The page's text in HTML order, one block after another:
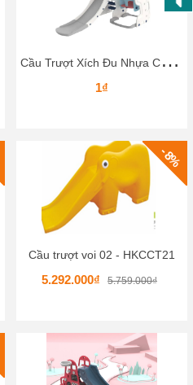
C
ầu Trượt Xích Đu Nhựa Cho Bé CTXĐKB – Tạo Không Gian Vận Động Ngay Tại Nhà
1₫
- 8%
Cầu trượt voi 02 - HKCCT21
5.292.000₫ 5.759.000₫